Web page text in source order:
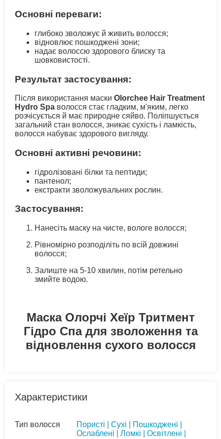
Основні переваги:
глибоко зволожує й живить волосся;
відновлює пошкоджені зони;
надає волоссю здорового блиску та
шовковистості.
Результат застосування:
Після використання маски Olorchee Hair Treatment
Hydro Spa волосся стає гладким, м'яким, легко
розчісується й має природне сяйво. Поліпшується
загальний стан волосся, зникає сухість і ламкість,
волосся набуває здорового вигляду.
Основні активні речовини:
гідролізовані білки та пептиди;
пантенол;
екстракти зволожувальних рослин.
Застосування:
Нанесіть маску на чисте, вологе волосся;
Рівномірно розподіліть по всій довжині
волосся;
Залиште на 5-10 хвилин, потім ретельно
змийте водою.
Маска Олорчі Хеїр Тритмент
Гідро Спа для зволоження та
відновлення сухого волосся
Характеристики
Тип волосся
Пористі | Сухі | Пошкоджені |
Ослаблені | Ломкі | Освітлені |